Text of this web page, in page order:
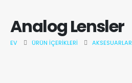
Analog Lensler
EV ÜRÜN İÇERIKLERI AKSESUARLAR